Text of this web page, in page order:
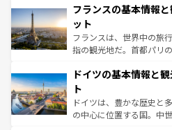
なお、新着のイタリア情
しい。
文化が根付くこの国では
れる闘牛、そして美味し
る。首都マドリードの洗
アートに溢れた街角から
せる。地方によって風土
ンテンツ一覧 を参照して
フランスの基本情報
ット
フランスは、世界中の旅
指の観光地だ。首都パリ
で、幅広い魅力が詰まっ
聖堂、美しいビーチ、そ
から魅了する。また、フ
れ、フランス料理はユネ
ドイツの基本情報と
ト
ドイツは、豊かな歴史と
の中心に位置する国。中